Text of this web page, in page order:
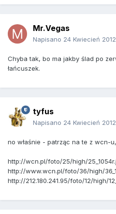
Mr.Vegas
Napisano 24 Kwiecień 2012
Chyba tak, bo ma jakby ślad po
łańcuszek.
tyfus
Napisano 24 Kwiecień 2012
no właśnie - patrząc na te z wcn-
http://wcn.pl/foto/25/high/
http://www.wcn.pl/foto/36/high/
http://212.180.241.95/foto/12/high/